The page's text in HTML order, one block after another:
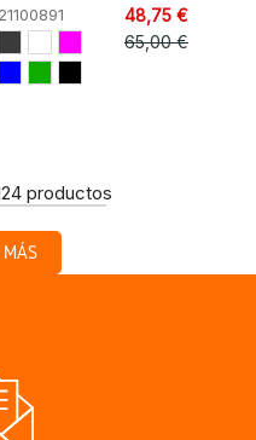
21100891
48,75 €
65,00 €
productos
MÁS